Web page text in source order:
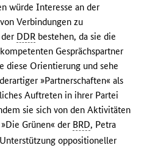
würde Interesse an der
Verbindungen zu
DDR bestehen, da sie die
Gesprächspartner
diese Orientierung und sehe
»Partnerschaften« als
Auftreten in ihrer Partei
sie sich von den Aktivitäten
Grünen« der BRD, Petra
oppositioneller